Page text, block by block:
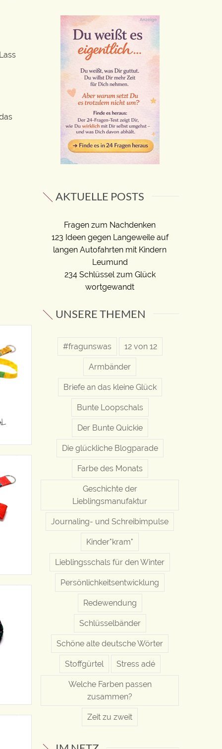
AKTUELLE POSTS
Fragen zum Nachdenken
123 Ideen gegen Langeweile auf
langen Autofahrten mit Kindern
Leumund
234 Schlüssel zum Glück
wortgewandt
UNSERE THEMEN
#fragunswas 12 von 12
Armbänder
Briefe an das kleine Glück
Bunte Loopschals
Der Bunte Quickie
Die glückliche Blogparade
Farbe des Monats
Geschichte der
Lieblingsmanufaktur
Journaling- und Schreibimpulse
Kinder"kram"
Lieblingsschals für den Winter
Persönlichkeitsentwicklung
Redewendung
Schlüsselbänder
Schöne alte deutsche Wörter
Stoffgürtel Stress adé
Welche Farben passen
zusammen?
Zeit zu zweit